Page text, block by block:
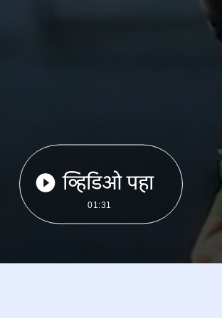
व्हिडिओ पहा
01:31